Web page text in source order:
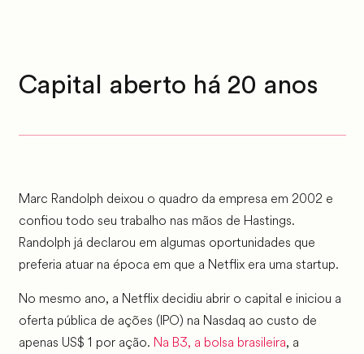
Capital aberto há 20 anos
Marc Randolph deixou o quadro da empresa em 2002 e
confiou todo seu trabalho nas mãos de Hastings.
Randolph já declarou em algumas oportunidades que
preferia atuar na época em que a Netflix era uma startup.
No mesmo ano, a Netflix decidiu abrir o capital e iniciou a
oferta pública de ações (IPO) na Nasdaq ao custo de
apenas US$ 1 por ação. Na B3, a bolsa brasileira, a